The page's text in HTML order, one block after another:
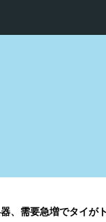
プに！中国タイヤ工場の心